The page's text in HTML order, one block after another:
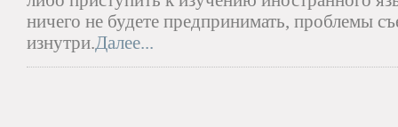
ничего не будете предпринимать, проблемы
изнутри.Далее...